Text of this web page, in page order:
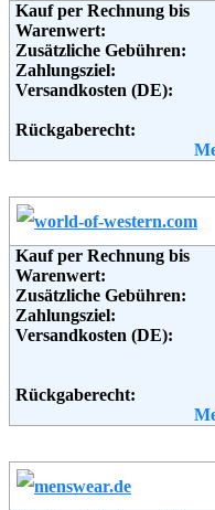
Kauf per Rechnung bis
Warenwert:
Zusätzliche Gebühren:
Zahlungsziel:
Versandkosten (DE):
Rückgaberecht:
Weitere
Adresse:
Soziale Kanäle:
Weiterführende
Kauf per Rechnung bis
Warenwert:
Zusätzliche Gebühren:
Zahlungsziel:
Versandkosten (DE):
Rückgaberecht:
Weitere